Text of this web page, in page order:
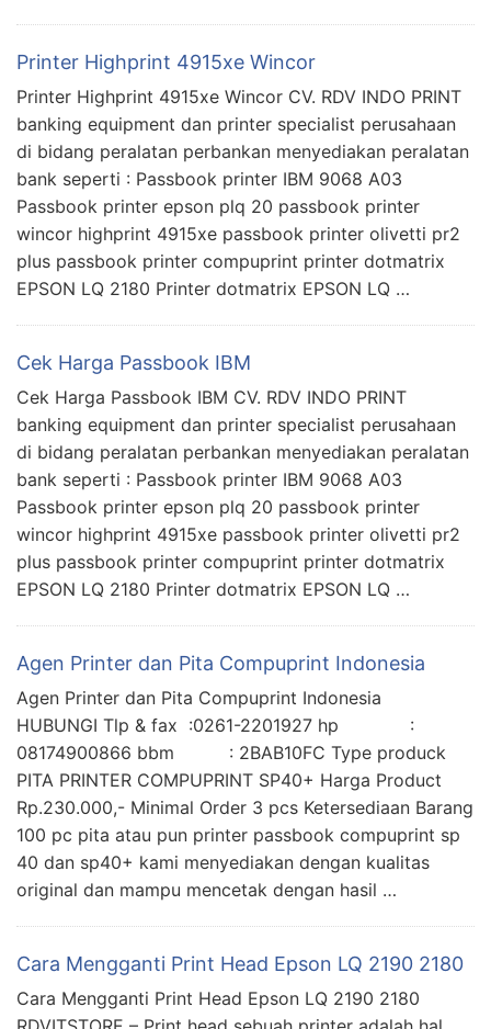
Printer Highprint 4915xe Wincor
Printer Highprint 4915xe Wincor CV. RDV INDO PRINT
banking equipment dan printer specialist perusahaan
di bidang peralatan perbankan menyediakan peralatan
bank seperti : Passbook printer IBM 9068 A03
Passbook printer epson plq 20 passbook printer
wincor highprint 4915xe passbook printer olivetti pr2
plus passbook printer compuprint printer dotmatrix
EPSON LQ 2180 Printer dotmatrix EPSON LQ …
Cek Harga Passbook IBM
Cek Harga Passbook IBM CV. RDV INDO PRINT
banking equipment dan printer specialist perusahaan
di bidang peralatan perbankan menyediakan peralatan
bank seperti : Passbook printer IBM 9068 A03
Passbook printer epson plq 20 passbook printer
wincor highprint 4915xe passbook printer olivetti pr2
plus passbook printer compuprint printer dotmatrix
EPSON LQ 2180 Printer dotmatrix EPSON LQ …
Agen Printer dan Pita Compuprint Indonesia
Agen Printer dan Pita Compuprint Indonesia
HUBUNGI Tlp & fax :0261-2201927 hp :
08174900866 bbm : 2BAB10FC Type produck
PITA PRINTER COMPUPRINT SP40+ Harga Product
Rp.230.000,- Minimal Order 3 pcs Ketersediaan Barang
100 pc pita atau pun printer passbook compuprint sp
40 dan sp40+ kami menyediakan dengan kualitas
original dan mampu mencetak dengan hasil …
Cara Mengganti Print Head Epson LQ 2190 2180
Cara Mengganti Print Head Epson LQ 2190 2180